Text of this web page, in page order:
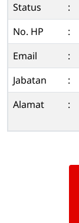
Status :
No. HP
:
Email
:
Jabatan
:
Alamat
: